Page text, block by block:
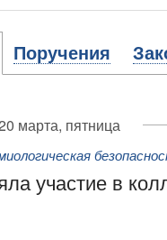
Поручения
марта, пятница
участие в